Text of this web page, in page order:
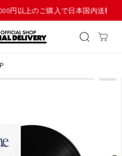
購入で日本国内送料無料！